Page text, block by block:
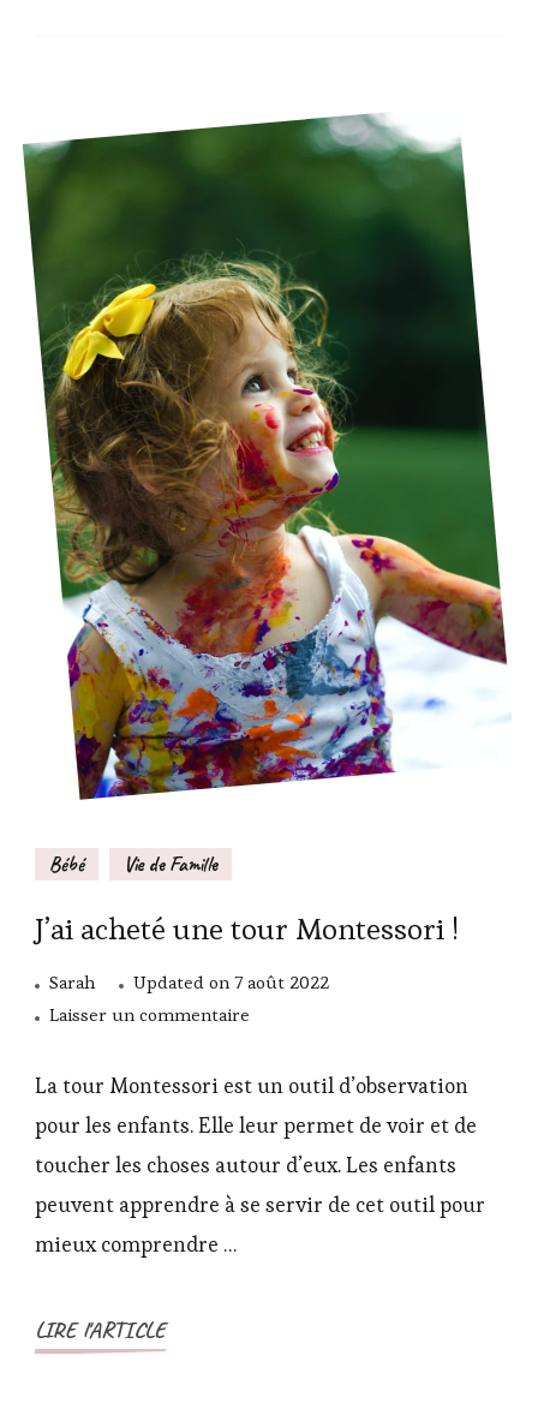
Bébé Vie de Famille
J’ai acheté une tour Montessori !
Sarah Updated on 7 août 2022
Laisser un commentaire
acheté
tour
Montessori
!
La tour Montessori est un outil d’observation
pour les enfants. Elle leur permet de voir et de
toucher les choses autour d’eux. Les enfants
peuvent apprendre à se servir de cet outil pour
mieux comprendre …
LIRE l'ARTICLE